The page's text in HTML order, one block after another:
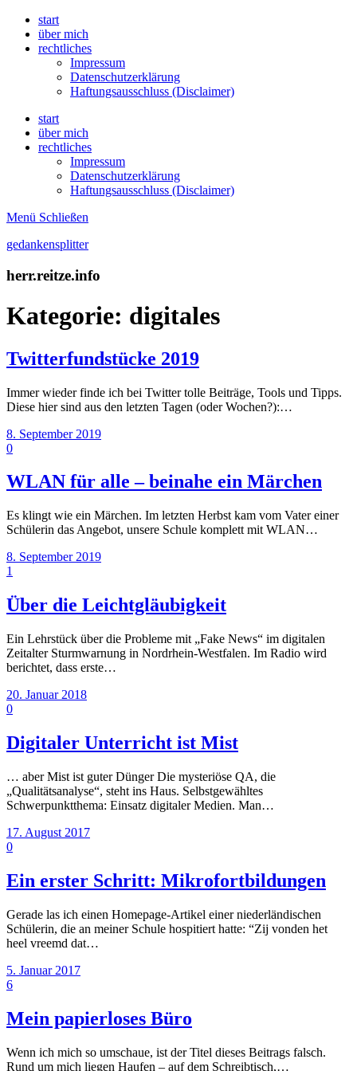
start
über mich
rechtliches
Impressum
Datenschutzerklärung
Haftungsausschluss (Disclaimer)
start
über mich
rechtliches
Impressum
Datenschutzerklärung
Haftungsausschluss (Disclaimer)
Menü Schließen
gedankensplitter
herr.reitze.info
Kategorie: digitales
Twitterfundstücke 2019
Immer wieder finde ich bei Twitter tolle Beiträge, Tools und Tipps.
Diese hier sind aus den letzten Tagen (oder Wochen?):…
8. September 2019
0
WLAN für alle – beinahe ein Märchen
Es klingt wie ein Märchen. Im letzten Herbst kam vom Vater einer
Schülerin das Angebot, unsere Schule komplett mit WLAN…
8. September 2019
1
Über die Leichtgläubigkeit
Ein Lehrstück über die Probleme mit „Fake News“ im digitalen
Zeitalter Sturmwarnung in Nordrhein-Westfalen. Im Radio wird
berichtet, dass erste…
20. Januar 2018
0
Digitaler Unterricht ist Mist
… aber Mist ist guter Dünger Die mysteriöse QA, die
„Qualitätsanalyse“, steht ins Haus. Selbstgewähltes
Schwerpunktthema: Einsatz digitaler Medien. Man…
17. August 2017
0
Ein erster Schritt: Mikrofortbildungen
Gerade las ich einen Homepage-Artikel einer niederländischen
Schülerin, die an meiner Schule hospitiert hatte: “Zij vonden het
heel vreemd dat…
5. Januar 2017
6
Mein papierloses Büro
Wenn ich mich so umschaue, ist der Titel dieses Beitrags falsch.
Rund um mich liegen Haufen – auf dem Schreibtisch,…